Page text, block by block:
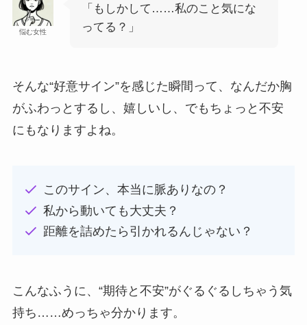
悩む女性
「もしかして……私のこと気にな
ってる？」
そんな“好意サイン”を感じた瞬間って、なんだか胸
がふわっとするし、嬉しいし、でもちょっと不安
にもなりますよね。
このサイン、本当に脈ありなの？
私から動いても大丈夫？
距離を詰めたら引かれるんじゃない？
こんなふうに、“期待と不安”がぐるぐるしちゃう気
持ち……めっちゃ分かります。